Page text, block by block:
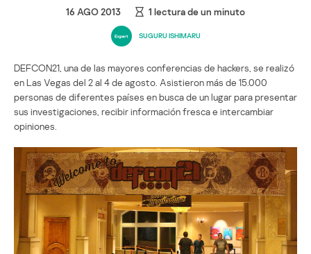
16 AGO 2013 1 lectura de un minuto
SUGURU ISHIMARU
DEFCON21, una de las mayores conferencias de hackers, se realizó
en Las Vegas del 2 al 4 de agosto. Asistieron más de 15.000
personas de diferentes países en busca de un lugar para presentar
sus investigaciones, recibir información fresca e intercambiar
opiniones.